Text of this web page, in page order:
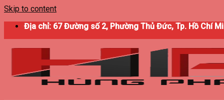
Skip to content
Địa chỉ: 67 Đường số 2, Phường Thủ Đức, Tp. Hồ Chí